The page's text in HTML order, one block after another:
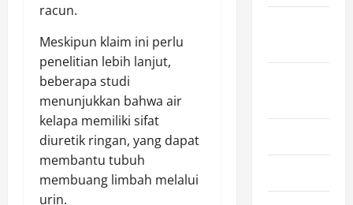
racun.
Meskipun klaim ini perlu
penelitian lebih lanjut,
beberapa studi
menunjukkan bahwa air
kelapa memiliki sifat
diuretik ringan, yang dapat
membantu tubuh
membuang limbah melalui
urin.